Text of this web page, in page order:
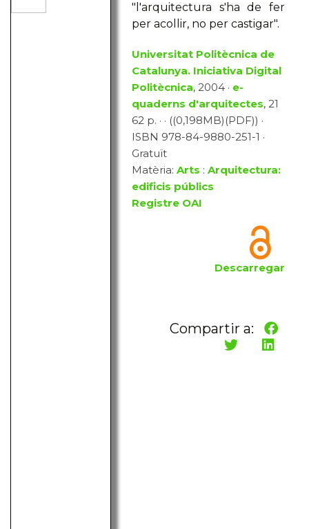
"l'arquitectura s'ha de fer
per acollir, no per castigar".
Universitat Politècnica de
Catalunya. Iniciativa Digital
Politècnica, 2004 · e-
quaderns d'arquitectes, 21
62 p. · · ((0,198MB)(PDF)) ·
ISBN 978-84-9880-251-1 ·
Gratuït
Matèria:Arts :Arquitectura:
edificis públics
Registre OAI
Descarregar
Compartir a: